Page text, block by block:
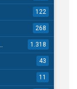
122
268
1.318
43
11